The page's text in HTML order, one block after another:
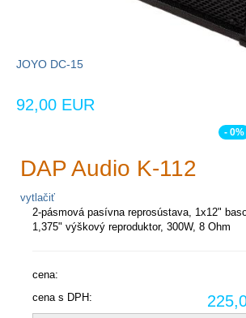
JOYO DC-15
92,00 EUR
- 0%
DAP Audio K-112
vytlačiť
2-pásmová pasívna reprosústava, 1x12"
1,375" výškový reproduktor, 300W, 8 Ohm
cena:
cena s DPH: